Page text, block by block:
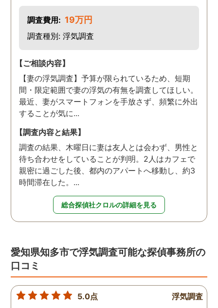
調査費用: 19万円
調査種別: 浮気調査
【ご相談内容】
【妻の浮気調査】予算が限られているため、短期
間・限定範囲で妻の浮気の有無を調査してほしい。
最近、妻がスマートフォンを手放さず、頻繁に外出
することが気に...
【調査内容と結果】
調査の結果、木曜日に妻は友人とは会わず、男性と
待ち合わせをしていることが判明。2人はカフェで
親密に過ごした後、都内のアパートへ移動し、約3
時間滞在した。...
総合探偵社クロルの詳細を見る
愛知県知多市で浮気調査可能な探偵事務所の
口コミ
5.0点 浮気調査